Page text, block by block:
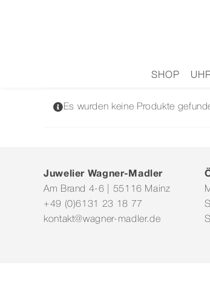
SHOP
Es wurden keine Produkte
Juwelier Wagner-Madler
Am Brand 4-6 | 55116 Mainz
+49 (0)6131 23 18 77
kontakt@wagner-madler.de